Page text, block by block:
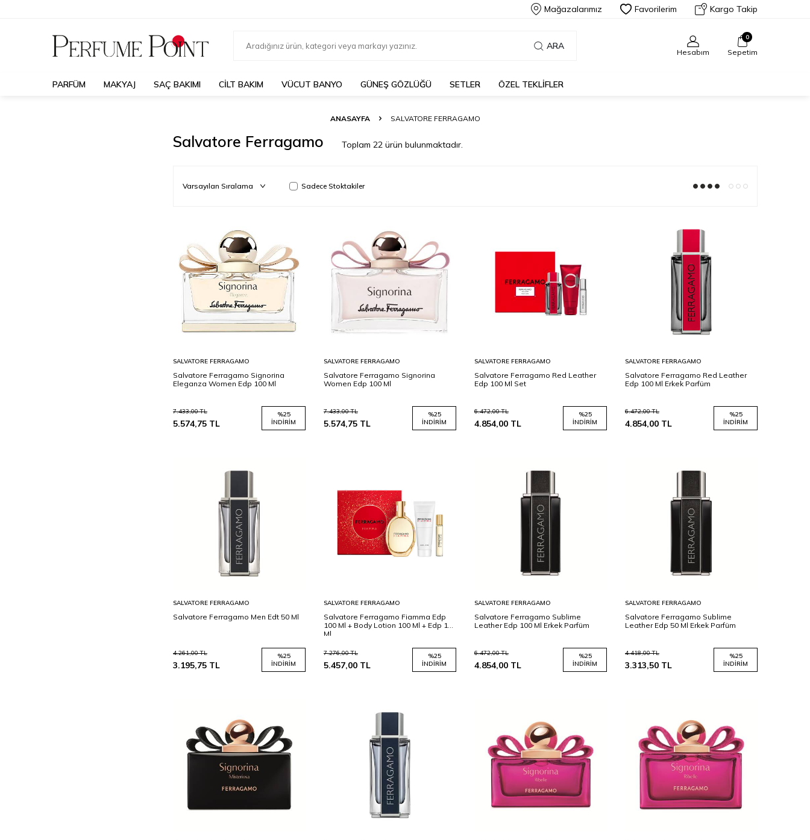
Mağazalarımız Favorilerim Kargo Takip
ARA
Hesabım
0
Sepetim
PARFÜM MAKYAJ SAÇ BAKIMI CILT BAKIM VÜCUT BANYO GÜNEŞ GÖZLÜĞÜ SETLER ÖZEL TEKLIFLER
ANASAYFA SALVATORE FERRAGAMO
Salvatore Ferragamo Toplam 22 ürün bulunmaktadır.
Sadece Stoktakiler
Ekle
SALVATORE FERRAGAMO
Salvatore Ferragamo Signorina
Eleganza Women Edp 100 Ml
7.433,00TL
5.574,75 TL
%25
İNDIRIM
Ekle
SALVATORE FERRAGAMO
Salvatore Ferragamo Signorina
Women Edp 100 Ml
7.433,00TL
5.574,75 TL
%25
İNDIRIM
Ekle
SALVATORE FERRAGAMO
Salvatore Ferragamo Red Leather
Edp 100 Ml Set
6.472,00TL
4.854,00 TL
%25
İNDIRIM
Ekle
SALVATORE FERRAGAMO
Salvatore Ferragamo Red Leather
Edp 100 Ml Erkek Parfüm
6.472,00TL
4.854,00 TL
%25
İNDIRIM
Ekle
SALVATORE FERRAGAMO
Salvatore Ferragamo Men Edt 50 Ml
4.261,00TL
3.195,75 TL
%25
İNDIRIM
Ekle
SALVATORE FERRAGAMO
Salvatore Ferragamo Fiamma Edp
100 Ml + Body Lotion 100 Ml + Edp 15
Ml
7.276,00TL
5.457,00 TL
%25
İNDIRIM
Ekle
SALVATORE FERRAGAMO
Salvatore Ferragamo Sublime
Leather Edp 100 Ml Erkek Parfüm
6.472,00TL
4.854,00 TL
%25
İNDIRIM
Ekle
SALVATORE FERRAGAMO
Salvatore Ferragamo Sublime
Leather Edp 50 Ml Erkek Parfüm
4.418,00TL
3.313,50 TL
%25
İNDIRIM